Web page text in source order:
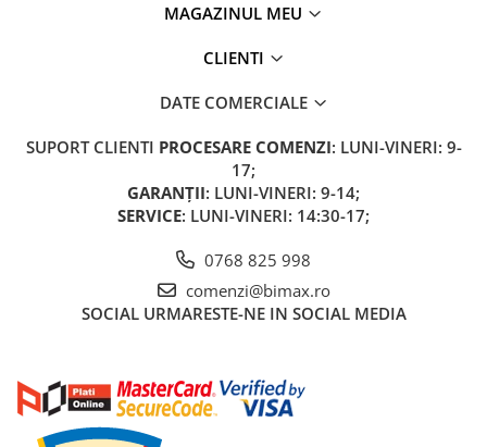
Controllere
Incarcatoare 24V
Incarcatoare 36V
Piese Trotinete Electrice
PIESE UNIVERSALE
Baterie Trotineta Electrica
MAGAZINUL MEU
CLIENTI
DATE COMERCIALE
SUPORT CLIENTI PROCESARE COMENZI: LUNI-VINERI: 9-
17;
GARANȚII: LUNI-VINERI: 9-14;
SERVICE: LUNI-VINERI: 14:30-17;
0768 825 998
comenzi@bimax.ro
SOCIAL URMARESTE-NE IN SOCIAL MEDIA